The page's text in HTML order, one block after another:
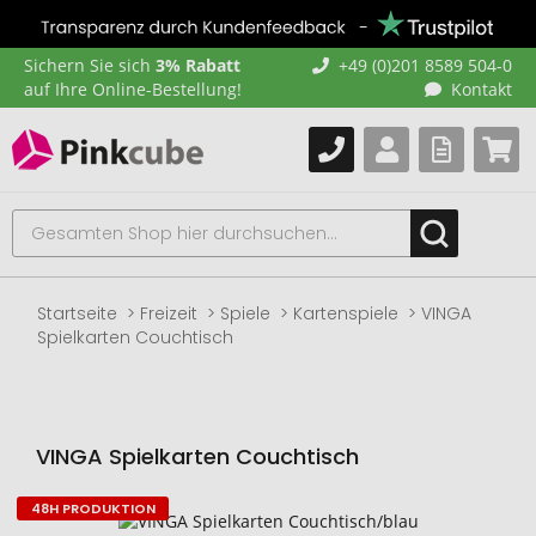
Sichern Sie sich 3% Rabatt
auf Ihre Online-Bestellung!
+49 (0)201 8589 504-0
Kontakt
Startseite Freizeit Spiele Kartenspiele
VINGA
Spielkarten Couchtisch
VINGA Spielkarten Couchtisch
Zum
48H PRODUKTION